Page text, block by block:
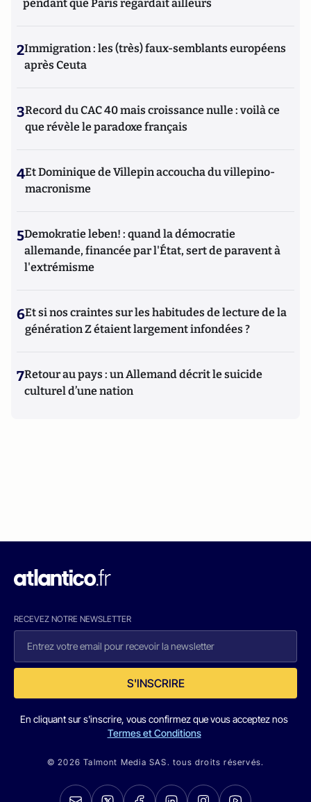
pendant que Paris regardait ailleurs
2Immigration : les (très) faux-semblants européens
après Ceuta
3Record du CAC 40 mais croissance nulle : voilà ce
que révèle le paradoxe français
4Et Dominique de Villepin accoucha du villepino-
macronisme
5Demokratie leben! : quand la démocratie
allemande, financée par l'État, sert de paravent à
l'extrémisme
6Et si nos craintes sur les habitudes de lecture de la
génération Z étaient largement infondées ?
7Retour au pays : un Allemand décrit le suicide
culturel d’une nation
RECEVEZ NOTRE NEWSLETTER
S'INSCRIRE
En cliquant sur s'inscrire, vous confirmez que vous acceptez nos
Termes et Conditions
© 2026 Talmont Media SAS. tous droits réservés.